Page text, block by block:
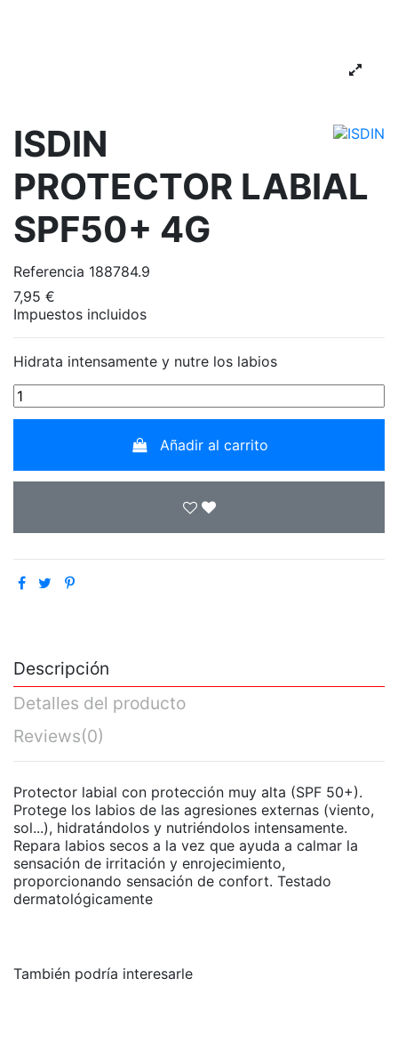
ISDIN
PROTECTOR LABIAL
SPF50+ 4G
Referencia 188784.9
7,95 €
Impuestos incluidos
Hidrata intensamente y nutre los labios
Añadir al carrito
Descripción
Detalles del producto
Reviews(0)
Protector labial con protección muy alta (SPF 50+).
Protege los labios de las agresiones externas (viento,
sol...), hidratándolos y nutriéndolos intensamente.
Repara labios secos a la vez que ayuda a calmar la
sensación de irritación y enrojecimiento,
proporcionando sensación de confort. Testado
dermatológicamente
También podría interesarle